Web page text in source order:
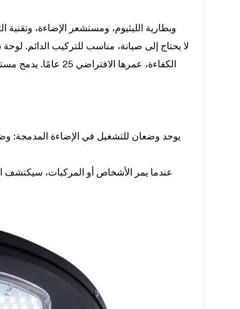
الكفاءة، عمرها
يوجد وضعان للتشغيل في الإضاءة المدمجة: